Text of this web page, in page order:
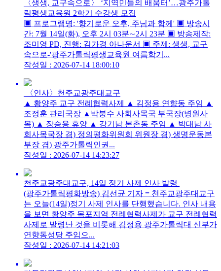
〈생생, 교구속으로〉 ‘지역민들의 배움터’…광주가톨
릭평생교육원 2학기 수강생 모집
▣ 프로그램명: '향기로운 오후, 주님과 함께' ▣ 방송시
간: 7월 14일(화), 오후 2시 03분∼2시 23분 ▣ 방송제작:
조미영 PD, 진행: 김가경 아나운서 ▣ 주제: 생생, 교구
속으로-'광주가톨릭평생교육원 여름학기...
작성일 : 2026-07-14 18:00:10
〈인사〉천주교광주대교구
▲ 황양주 교구 전례협력사제 ▲ 김정용 연향동 주임 ▲
조정훈 관리국장 ▲박붕수 사회사목국 부국장(병원사
목) ▲ 장승용 휴양 ▲ 강기남 본촌동 주임 ▲ 박대남 사
회사목국장 겸) 정의평화위원회 위원장 겸) 생명운동본
부장 겸) 광주가톨릭인권...
작성일 : 2026-07-14 14:23:27
천주교광주대교구, 14일 정기 사제 인사 발령
(광주가톨릭평화방송) 김선균 기자 = 천주교광주대교구
는 오늘(14일)정기 사제 인사를 단행했습니다. 인사 내용
을 보면 황양주 목포지역 전례협력사제가 교구 전례협력
사제로 발령난 것을 비롯해 김정용 광주가톨릭대 신부가
연향동성당 주임으...
작성일 : 2026-07-14 14:21:03